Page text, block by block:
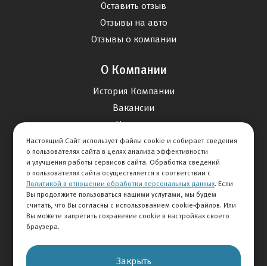
Оставить отзыв
Отзывы на авто
Отзывы о компании
О Компании
История Компании
Вакансии
Новости
Карта сайта
Контакты
+7 495 292-60-60
Настоящий Сайт использует файлы cookie и собирает сведения
о пользователях сайта в целях анализа эффективности
и улучшения работы сервисов сайта. Обработка сведений
о пользователях сайта осуществляется в соответствии с
Политикой в отношении обработки персональных данных. Если
Вы продолжите пользоваться нашими услугами, мы будем
считать, что Вы согласны с использованием cookie-файлов. Или
Вы можете запретить сохранение cookie в настройках своего
браузера.
Закрыть